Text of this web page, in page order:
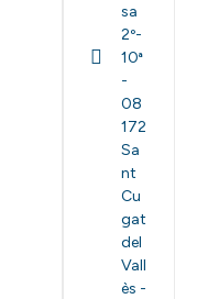
sa
2º-
10ª
-
08
172
Sa
nt
Cu
gat
del
Vall
ès -